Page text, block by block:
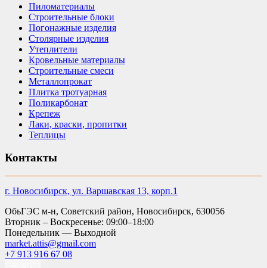
Пиломатериалы
Строительные блоки
Погонажные изделия
Столярные изделия
Утеплители
Кровельные материалы
Строительные смеси
Металлопрокат
Плитка тротуарная
Поликарбонат
Крепеж
Лаки, краски, пропитки
Теплицы
Контакты
г. Новосибирск, ул. Варшавская 13, корп.1
ОбьГЭС м-н, Советский район, Новосибирск, 630056
Вторник – Воскресенье: 09:00–18:00
Понедельник — Выходной
market.attis@gmail.com
+7 913 916 67 08